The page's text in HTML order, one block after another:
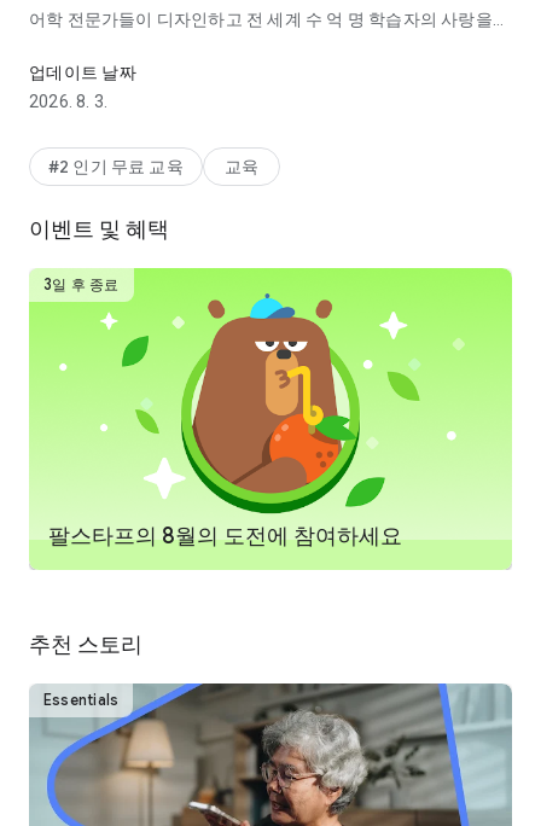
어학 전문가들이 디자인하고 전 세계 수 억 명 학습자의 사랑을
독일어, 영어 등의 언어로 실생활 회화를 대비할 수 있습니다.
있습니다.
톡톡 튀는 캐릭터들이 말하기, 읽기, 듣기, 쓰기 능력을 탄탄하게
키울 수 있도록 도와줍니다.
• 듀오링고의 효과는 입증되었습니다. 듀오링고는 어학 전문가들
이 설계하여 장기적으로 언어를 기억할 수 있는 입증된 교수법을
• 진도를 추적하세요. 매일 연습하는 습관을 들이면 재미난 보상
과 업적을 획득하여 어학 학습 목표를 향해 나아갈 수 있답니다!
• 5억 명 이상의 학습자와 함께하세요. 듀오링고 글로벌 커뮤니티
와 함께 학습하며 리더보드 경쟁을 통해 학습 동기를 꾸준히 유지
하세요.
• 모든 언어 과정은 무료입니다. 스페인어, 프랑스어, 독일어, 이탈
덴마크어, 스웨덴어, 우크라이나어, 에스페란토어, 폴란드어, 그
리스어, 헝가리어, 노르웨이어, 히브리어, 웨일스어, 아랍어, 라틴
어, 하와이어, 스코틀랜드 게일어, 베트남어, 한국어, 일본어, 영어,
심지어 고발리리어까지 배울 수 있답니다!
전 세계가 듀오링고에 대해 극찬하는 말말말⭐️⭐️⭐️⭐️⭐️:
업데이트 날짜
2026. 8. 3.
#2 인기 무료 교육 교육
이벤트 및 혜택
3일 후 종료
팔스타프의 8월의 도전에 참여하세요
추천 스토리
Essentials